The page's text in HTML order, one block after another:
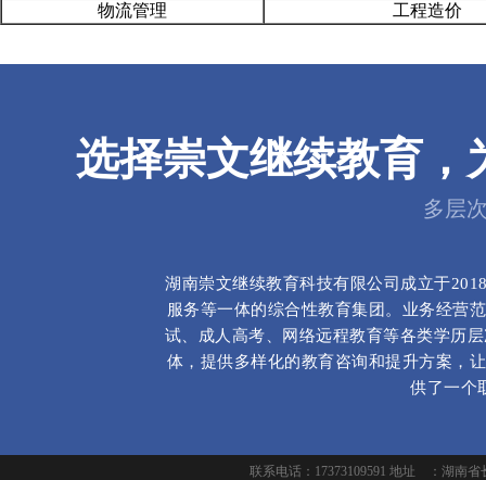
崇
物流管理
工程造价
选择崇文继续教育，
多层
湖南崇文继续教育科技有限公司成立于
服务等一体的综合性教育集团。业务经营
试、成人高考、网络远程教育等各类学历
体，提供多样化的教育咨询和提升方案，
供了一个
联系电话：17373109591 地址 ：湖南省